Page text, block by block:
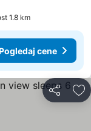
1.8 km
cene
Deli